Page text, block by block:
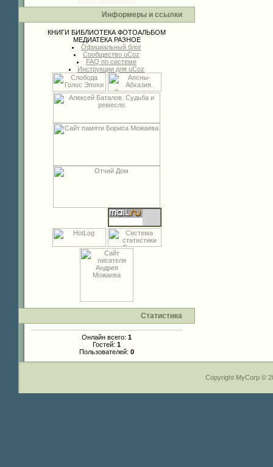
Информеры и ссылки
КНИГИ БИБЛИОТЕКА ФОТОАЛЬБОМ
МЕДИАТЕКА РАЗНОЕ
Официальный блог
Сообщество uCoz
FAQ по системе
Инструкции для uCoz
Статистика
Онлайн всего: 1
Гостей: 1
Пользователей: 0
Copyright MyCorp ©